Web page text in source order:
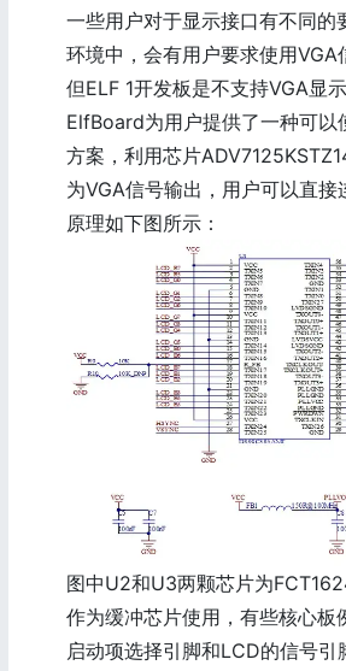
一些用户对于显示接口有不同的
环境中，会有用户要求使用VGA
但ELF 1开发板是不支持VGA显
ElfBoard为用户提供了一种可以
方案，利用芯片
为VGA信号输出，用户可以直接
原理如下图所示：
图中U2和U3两颗芯片为
作为缓冲芯片使用，有些核心板
启动项选择引脚和LCD的信号引